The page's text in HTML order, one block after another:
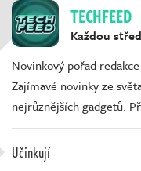
TECHFEED
Každou
Novinkový pořad
Zajímavé novinky ze
nejrůznějších gadgetů.
Učinkují